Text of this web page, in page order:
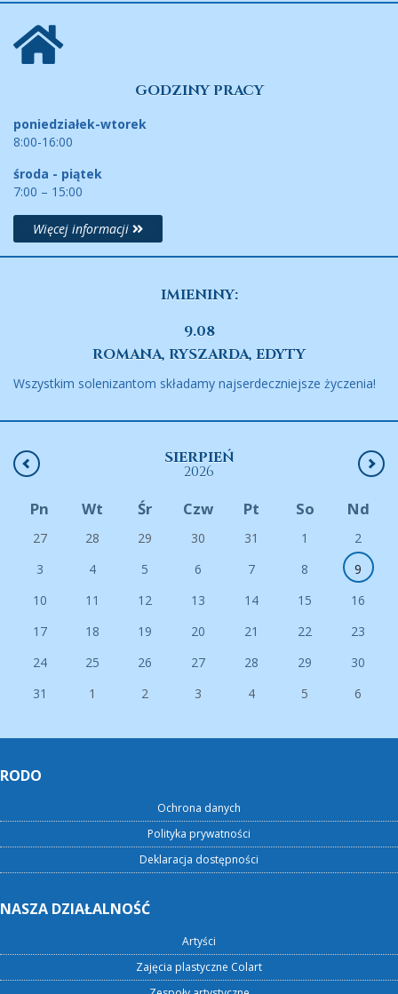
GODZINY PRACY
poniedziałek-wtorek
8:00-16:00
środa - piątek
7:00 – 15:00
Więcej informacji
IMIENINY:
9.08
ROMANA, RYSZARDA, EDYTY
Wszystkim solenizantom składamy najserdeczniejsze życzenia!
SIERPIEŃ
2026
Pn Wt Śr Czw Pt So Nd
27 28 29 30 31 1
2
3
4 5 6 7 8
9
10
11 12 13 14 15
16
17
18 19 20 21 22
23
24
25 26 27 28 29
30
31
1 2 3 4 5 6
RODO
Ochrona danych
Polityka prywatności
Deklaracja dostępności
NASZA DZIAŁALNOŚĆ
Artyści
Zajęcia plastyczne Colart